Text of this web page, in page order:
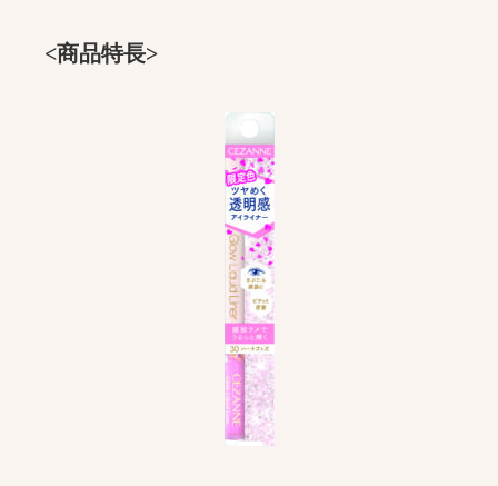
<商品特長>